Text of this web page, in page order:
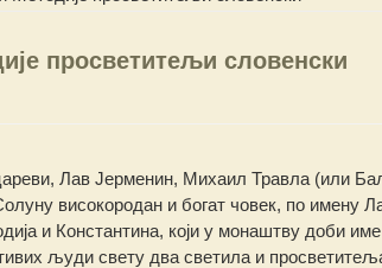
просветитељи словенски
Лав Јерменин, Михаил Травла (или
високородан и богат човек, по имену
и Константина, који у монаштву доби
људи свету два светила и